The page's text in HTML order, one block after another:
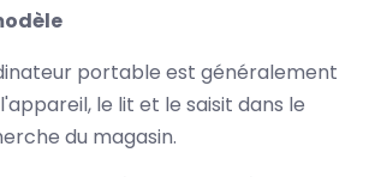
portable est généralement
le lit et le saisit dans le
du magasin.